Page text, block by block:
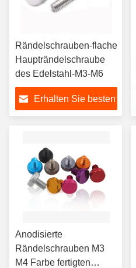
Rändelschrauben-flache
Haupträndelschraube
des Edelstahl-M3-M6
Erhalten Sie besten
Anodisierte
Rändelschrauben M3
M4 Farbe fertigten